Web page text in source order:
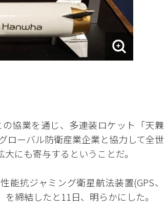
協業を通じ、多連装ロケット「天橆
ローバル防衛産業企業と協力して全世
にも寄与するということだ。
抗ジャミング衛星航法装置(GPS、
締結したと11日、明らかにした。